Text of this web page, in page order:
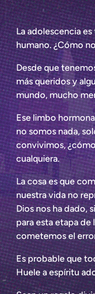
La adolescencia
humano. ¿Cómo
Desde que
más queridos y
mundo, mucho
Ese limbo
no somos nada,
convivimos,
cualquiera.
La cosa es que
nuestra vida no
Dios nos ha dado,
para esta etapa de
cometemos el
Es probable que
Huele a espíritu